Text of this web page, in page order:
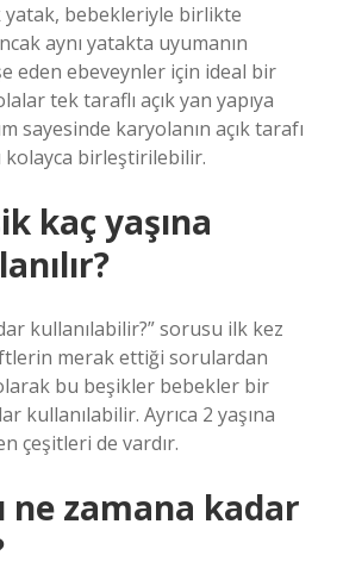
bebekleriyle birlikte
aynı yatakta uyumanın
eden ebeveynler için ideal bir
tek taraflı açık yan yapıya
sayesinde karyolanın açık tarafı
kolayca birleştirilebilir.
kaç yaşına
kullanılabilir?” sorusu ilk kez
merak ettiği sorulardan
bu beşikler bebekler bir
kullanılabilir. Ayrıca 2 yaşına
çeşitleri de vardır.
ne zamana kadar